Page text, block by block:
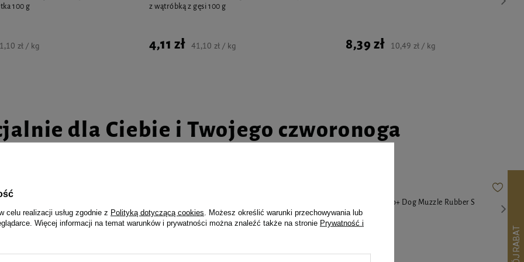
przebić zamknięcie, po czym
produkty lecznicze wydawane w
Zwrot jest możliwy wyłącznie w
100 g
zł / kg
z wątróbką z gęsi 100 g
4,11 zł 41,10 zł / kg 8,39 zł 10,49 zł / kg
dla Ciebie i Twojego czworonoga
100 ml
psa 5,5 -11 kg
Kaganiec Duvo+ Dog Muzzle Rubber S
celu realizacji usług zgodnie z Polityką dotyczącą cookies . Możesz określić warunki przechowywania lub
Więcej informacji na temat warunków i prywatności można znaleźć także na stronie Prywatność i